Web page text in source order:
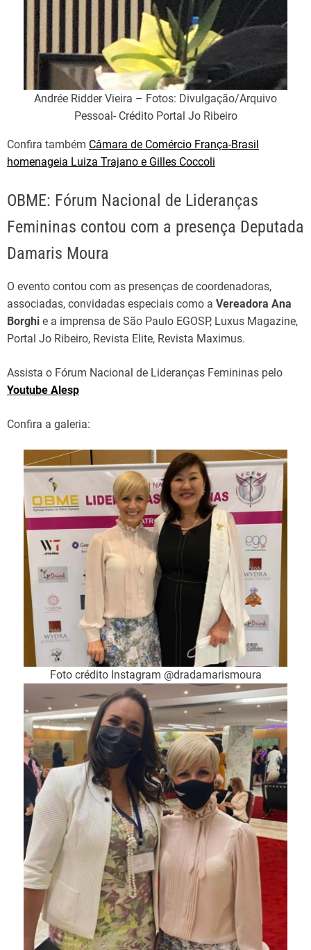
Andrée Ridder Vieira – Fotos: Divulgação/Arquivo
Pessoal- Crédito Portal Jo Ribeiro
Confira também Câmara de Comércio França-Brasil
homenageia Luiza Trajano e Gilles Coccoli
OBME: Fórum Nacional de Lideranças
Femininas contou com a presença Deputada
Damaris Moura
O evento contou com as presenças de coordenadoras,
associadas, convidadas especiais como a Vereadora Ana
Borghi e a imprensa de São Paulo EGOSP, Luxus Magazine,
Portal Jo Ribeiro, Revista Elite, Revista Maximus.
Assista o Fórum Nacional de Lideranças Femininas pelo
Youtube Alesp
Confira a galeria:
Foto crédito Instagram @dradamarismoura